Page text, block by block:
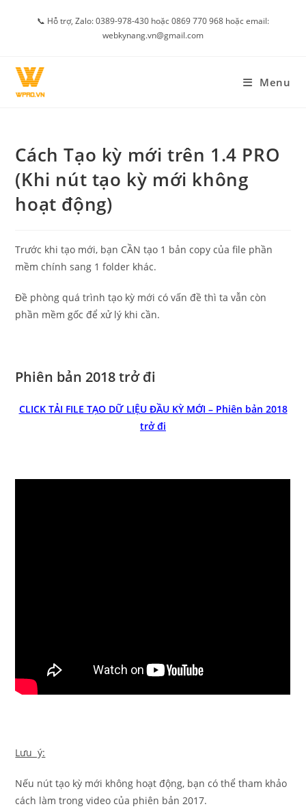
📞 Hỗ trợ, Zalo: 0389-978-430 hoặc 0869 770 968 hoặc email:
webkynang.vn@gmail.com
Menu
Cách Tạo kỳ mới trên 1.4 PRO
(Khi nút tạo kỳ mới không
hoạt động)
Trước khi tạo mới, bạn CẦN tạo 1 bản copy của file phần
mềm chính sang 1 folder khác.
Đề phòng quá trình tạo kỳ mới có vấn đề thì ta vẫn còn
phần mềm gốc để xử lý khi cần.
Phiên bản 2018 trở đi
CLICK TẢI FILE TẠO DỮ LIỆU ĐẦU KỲ MỚI – Phiên bản 2018
trở đi
Lưu ý:
Nếu nút tạo kỳ mới không hoạt động, bạn có thể tham khảo
cách làm trong video của phiên bản 2017.